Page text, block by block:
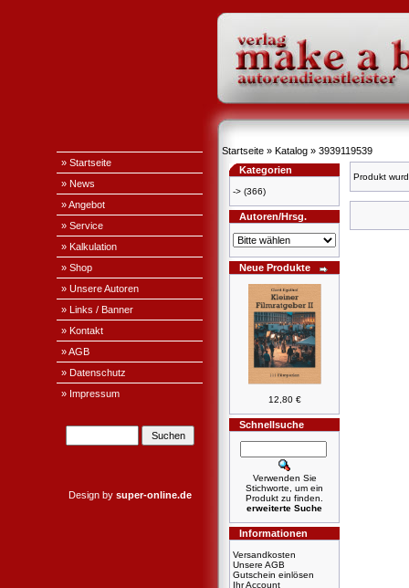
» Startseite
» News
» Angebot
» Service
» Kalkulation
» Shop
» Unsere Autoren
» Links / Banner
» Kontakt
» AGB
» Datenschutz
» Impressum
Design by super-online.de
Startseite » Katalog » 3939119539
Kategorien
-> (366)
Autoren/Hrsg.
Neue Produkte
12,80 €
Schnellsuche
Verwenden Sie
Stichworte, um ein
Produkt zu finden.
erweiterte Suche
Informationen
Versandkosten
Unsere AGB
Gutschein einlösen
Ihr Account
Produkt